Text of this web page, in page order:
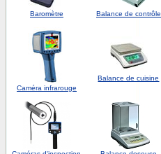
Baromètre Balance de contrôle
Caméra infrarouge
Balance de cuisine